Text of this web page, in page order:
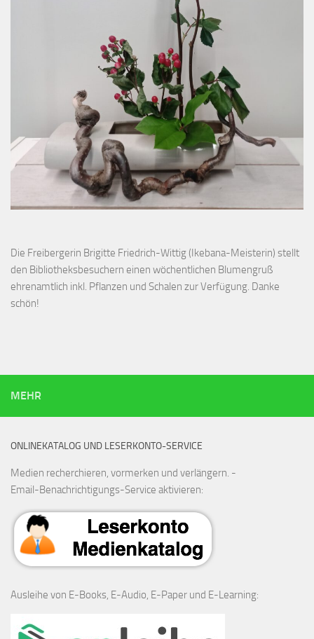
Die Freibergerin Brigitte Friedrich-Wittig (Ikebana-Meisterin) stellt
den Bibliotheksbesuchern einen wöchentlichen Blumengruß
ehrenamtlich inkl. Pflanzen und Schalen zur Verfügung. Danke
schön!
MEHR
ONLINEKATALOG UND LESERKONTO-SERVICE
Medien recherchieren, vormerken und verlängern. -
Email-Benachrichtigungs-Service aktivieren:
Ausleihe von E-Books, E-Audio, E-Paper und E-Learning: